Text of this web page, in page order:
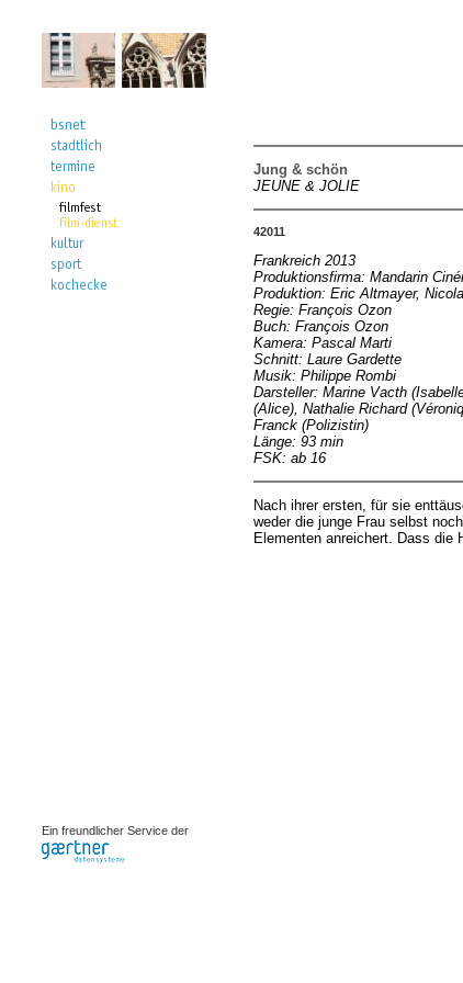
Jung & schön
JEUNE & JOLIE
42011
Frankreich 2013
Produktionsfirma: Mandarin
Produktion: Eric Altmayer,
Regie: François Ozon
Buch: François Ozon
Kamera: Pascal Marti
Schnitt: Laure Gardette
Musik: Philippe Rombi
Darsteller: Marine Vacth
(Alice), Nathalie Richard
Franck (Polizistin)
Länge: 93 min
FSK: ab 16
Nach ihrer ersten, für sie
weder die junge Frau selbst
Elementen anreichert. Dass die
Ein freundlicher Service der